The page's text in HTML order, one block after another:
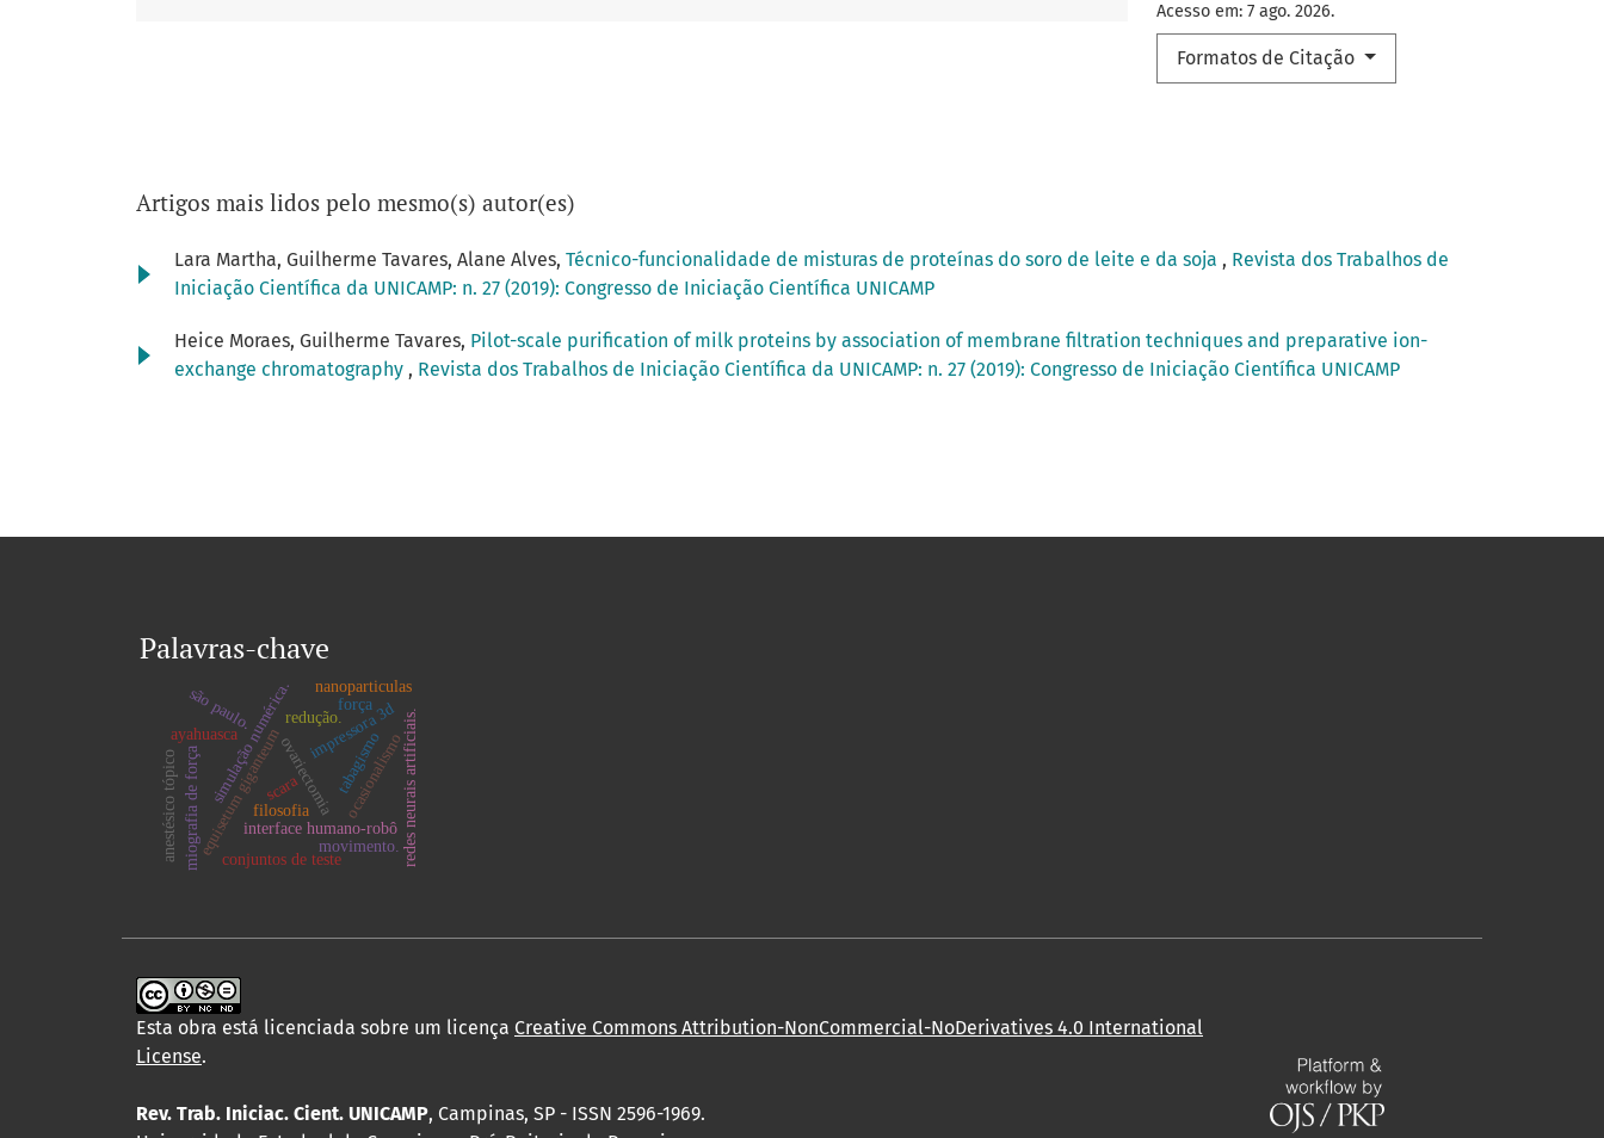
Acesso em: 7 ago. 2026.
Formatos de Citação
Artigos mais lidos pelo mesmo(s) autor(es)
Lara Martha, Guilherme Tavares, Alane Alves, Técnico-funcionalidade de misturas de proteínas do soro de leite e da soja , Revista dos Trabalhos de
Iniciação Científica da UNICAMP: n. 27 (2019): Congresso de Iniciação Científica UNICAMP
Heice Moraes, Guilherme Tavares, Pilot-scale purification of milk proteins by association of membrane filtration techniques and preparative ion-
exchange chromatography , Revista dos Trabalhos de Iniciação Científica da UNICAMP: n. 27 (2019): Congresso de Iniciação Científica UNICAMP
Palavras-chave
impressora 3d
scara
simulação numérica.
equisetum giganteumovariectomia
miografia de força interface humano-robô redes neurais artificiais.
ayahuasca tabagismo
redução.
ocasionalismo
força
movimento.
anestésico tópico
são paulo. nanoparticulas
conjuntos de teste
filosofia
Esta obra está licenciada sobre um licença Creative Commons Attribution-NonCommercial-NoDerivatives 4.0 International
License.
Rev. Trab. Iniciac. Cient. UNICAMP, Campinas, SP - ISSN 2596-1969.